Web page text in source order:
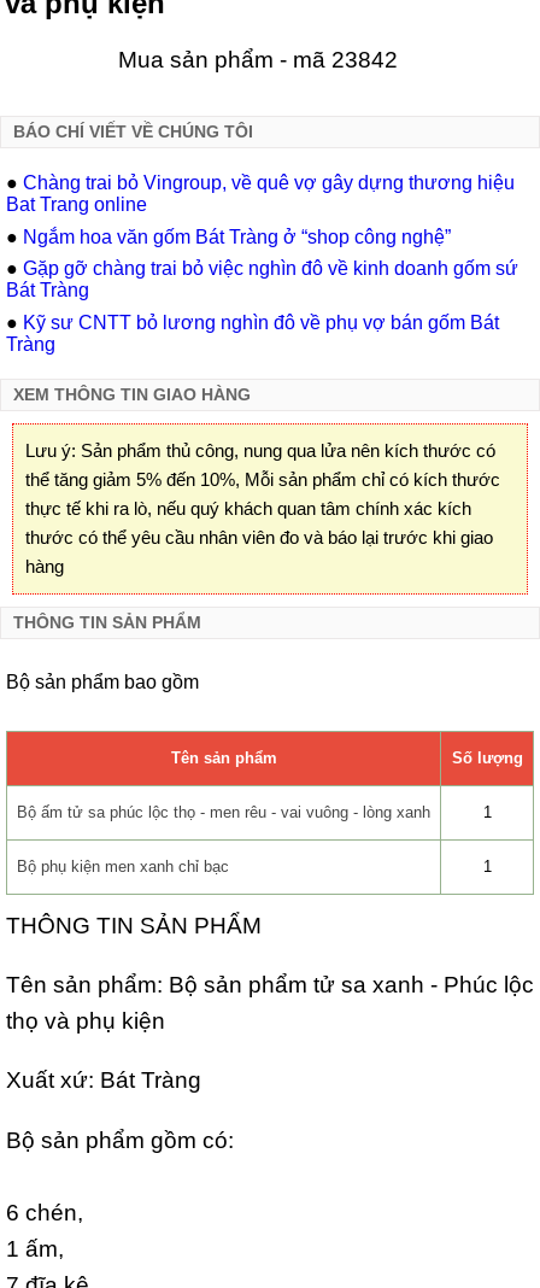
Mua sản phẩm - mã 23842
BÁO CHÍ VIẾT VỀ CHÚNG TÔI
● Chàng trai bỏ Vingroup, về quê vợ gây dựng thương hiệu
Bat Trang online
● Ngắm hoa văn gốm Bát Tràng ở “shop công nghệ”
● Gặp gỡ chàng trai bỏ việc nghìn đô về kinh doanh gốm sứ
Bát Tràng
● Kỹ sư CNTT bỏ lương nghìn đô về phụ vợ bán gốm Bát
Tràng
XEM THÔNG TIN GIAO HÀNG
Lưu ý: Sản phẩm thủ công, nung qua lửa nên kích thước có
thể tăng giảm 5% đến 10%, Mỗi sản phẩm chỉ có kích thước
thực tế khi ra lò, nếu quý khách quan tâm chính xác kích
thước có thể yêu cầu nhân viên đo và báo lại trước khi giao
hàng
THÔNG TIN SẢN PHẨM
Bộ sản phẩm bao gồm
Tên sản phẩm Số lượng
Bộ ấm tử sa phúc lộc thọ - men rêu - vai vuông - lòng xanh 1
Bộ phụ kiện men xanh chỉ bạc 1
THÔNG TIN SẢN PHẨM
Tên sản phẩm: Bộ sản phẩm tử sa xanh - Phúc lộc
thọ và phụ kiện
Xuất xứ: Bát Tràng
Bộ sản phẩm gồm có:
6 chén,
1 ấm,